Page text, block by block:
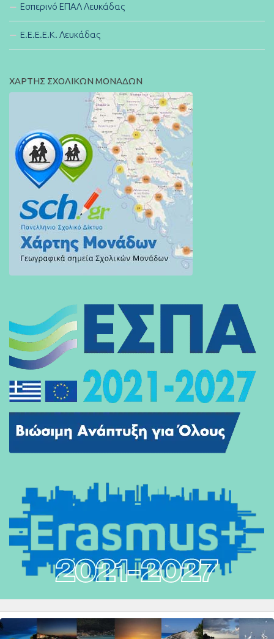
Εσπερινό ΕΠΑΛ Λευκάδας
E.E.E.E.K. Λευκάδας
ΧΑΡΤΗΣ ΣΧΟΛΙΚΩΝ ΜΟΝΑΔΩΝ